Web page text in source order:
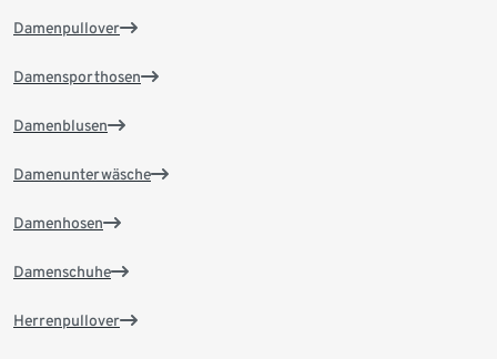
Damenpullover
Damensporthosen
Damenblusen
Damenunterwäsche
Damenhosen
Damenschuhe
Herrenpullover